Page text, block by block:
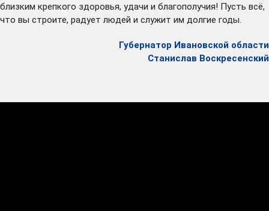
близким крепкого здоровья, удачи и благополучия! Пусть всё,
что вы строите, радует людей и служит им долгие годы.
Губернатор Ивановской области
Станислав Воскресенский